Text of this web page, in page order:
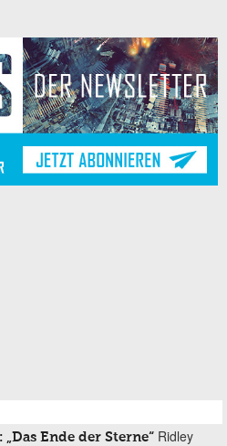
Ende der Sterne“ Ridley